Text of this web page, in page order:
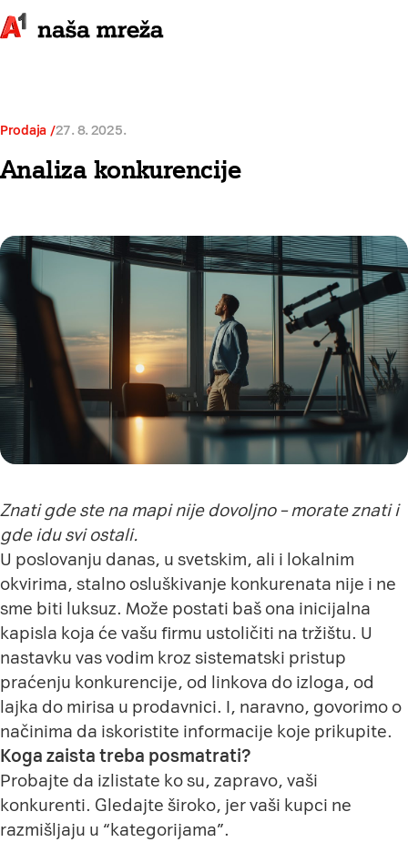
Prodaja 27. 8. 2025.
Analiza konkurencije
Znati gde ste na mapi nije dovoljno – morate znati i
gde idu svi ostali.
U poslovanju danas, u svetskim, ali i lokalnim
okvirima, stalno osluškivanje konkurenata nije i ne
sme biti luksuz. Može postati baš ona inicijalna
kapisla koja će vašu firmu ustoličiti na tržištu. U
nastavku vas vodim kroz sistematski pristup
praćenju konkurencije, od linkova do izloga, od
lajka do mirisa u prodavnici. I, naravno, govorimo o
načinima da iskoristite informacije koje prikupite.
Koga zaista treba posmatrati?
Probajte da izlistate ko su, zapravo, vaši
konkurenti. Gledajte široko, jer vaši kupci ne
razmišljaju u “kategorijama”.